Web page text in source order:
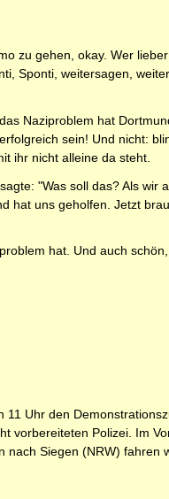
zu gehen, okay. Wer
Sponti, weitersagen,
Naziproblem hat
sein! Und nicht:
ihr nicht alleine da steht.
"Was soll das? Als
hat uns geholfen. Jetzt
hat. Und auch
Uhr den
vorbereiteten Polizei. Im
Siegen (NRW)